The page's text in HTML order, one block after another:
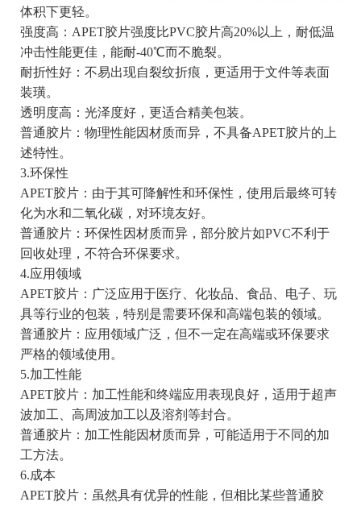
体积下更轻。
强度高：APET胶片强度比PVC胶片高20%以上，耐低温
冲击性能更佳，能耐-40℃而不脆裂。
耐折性好：不易出现自裂纹折痕，更适用于文件等表面
装璜。
透明度高：光泽度好，更适合精美包装。
普通胶片：物理性能因材质而异，不具备APET胶片的上
述特性。
3.环保性
APET胶片：由于其可降解性和环保性，使用后最终可转
化为水和二氧化碳，对环境友好。
普通胶片：环保性因材质而异，部分胶片如PVC不利于
回收处理，不符合环保要求。
4.应用领域
APET胶片：广泛应用于医疗、化妆品、食品、电子、玩
具等行业的包装，特别是需要环保和高端包装的领域。
普通胶片：应用领域广泛，但不一定在高端或环保要求
严格的领域使用。
5.加工性能
APET胶片：加工性能和终端应用表现良好，适用于超声
波加工、高周波加工以及溶剂等封合。
普通胶片：加工性能因材质而异，可能适用于不同的加
工方法。
6.成本
APET胶片：虽然具有优异的性能，但相比某些普通胶